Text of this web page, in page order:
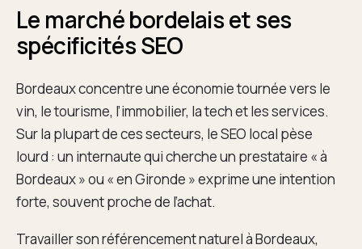
Le marché bordelais et ses
spécificités SEO
Bordeaux concentre une économie tournée vers le
vin, le tourisme, l’immobilier, la tech et les services.
Sur la plupart de ces secteurs, le SEO local pèse
lourd : un internaute qui cherche un prestataire « à
Bordeaux » ou « en Gironde » exprime une intention
forte, souvent proche de l’achat.
Travailler son référencement naturel à Bordeaux,